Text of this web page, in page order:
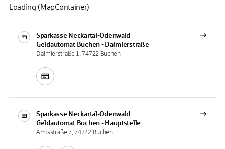
Sparkasse Neckartal-Odenwald
Geldautomat Buchen - Daimlerstraße
Daimlerstraße 1, 74722 Buchen
Sparkasse Neckartal-Odenwald
Geldautomat Buchen - Hauptstelle
Amtsstraße 7, 74722 Buchen
Loading (MapContainer)